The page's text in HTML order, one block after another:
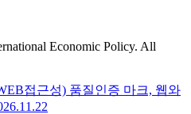
Economic Policy. All